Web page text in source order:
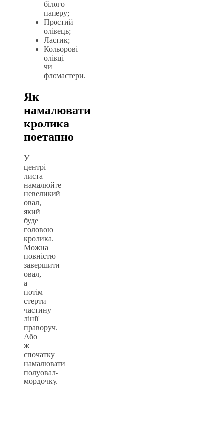
білого
паперу;
Простий
олівець;
Ластик;
Кольорові
олівці
чи
фломастери.
Як
намалювати
кролика
поетапно
У
центрі
листа
намалюйте
невеликий
овал,
який
буде
головою
кролика.
Можна
повністю
завершити
овал,
а
потім
стерти
частину
лінії
праворуч.
Або
ж
спочатку
намалювати
полуовал-
мордочку.